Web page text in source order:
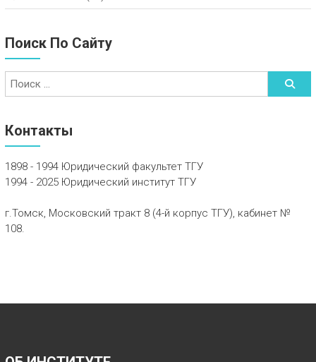
Поиск По Сайту
Контакты
1898 - 1994 Юридический факультет ТГУ
1994 - 2025 Юридический институт ТГУ
г.Томск, Московский тракт 8 (4-й корпус ТГУ), кабинет №
108.